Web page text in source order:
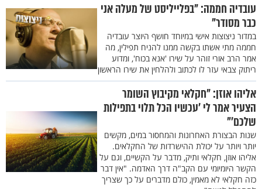
עובדיה חממה: "בפלייליסט של מעלה אני
כבר מסודר"
במדור ניצוצות אישי במיוחד חושף היוצר עובדיה
חממה מתי אשתו בקשה ממנו להניח תפילין, מה
אמר הרב אורי זוהר על שירו 'אנא בכוח', ומדוע
ריתוק צבאי עזר לו לכתוב ולהלחין את שירו הראשון
אליהו אוזן: "חקלאי מקיבוץ השומר
הצעיר אמר לי ’עכשיו הכל תלוי בתפילות
שלכם’"
שנות הבצורת האחרונות והמחסור במים, מקשים
יותר ויותר על יכולת ההישרדות של החקלאים.
אליהו אוזן, חקלאי ותיק, מדבר על הקשיים, וגם על
הקשר היומיומי עם הקב"ה דרך האדמה. "אין דבר
כזה חקלאי לא מאמין, כולם מדברים על כך שצריך